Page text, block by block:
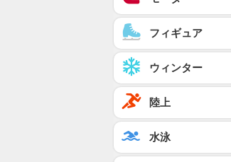
フィギュア
ウィンター
陸上
水泳